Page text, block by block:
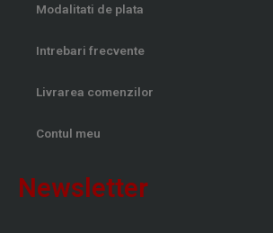
Modalitati de plata
Intrebari frecvente
Livrarea comenzilor
Contul meu
Newsletter